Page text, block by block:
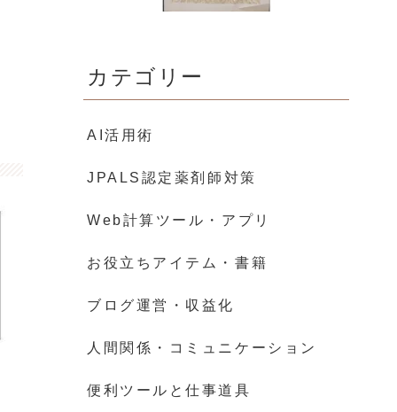
カテゴリー
AI活用術
JPALS認定薬剤師対策
Web計算ツール・アプリ
お役立ちアイテム・書籍
ブログ運営・収益化
人間関係・コミュニケーション
便利ツールと仕事道具